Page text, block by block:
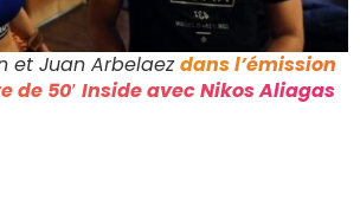
et Juan Arbelaezdans l’émission
de 50′ Inside avec Nikos Aliagas